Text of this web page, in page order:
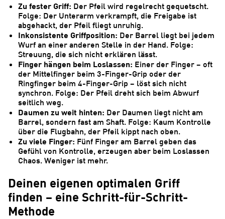
Zu fester Griff: Der Pfeil wird regelrecht gequetscht.
Folge: Der Unterarm verkrampft, die Freigabe ist
abgehackt, der Pfeil fliegt unruhig.
Inkonsistente Griffposition: Der Barrel liegt bei jedem
Wurf an einer anderen Stelle in der Hand. Folge:
Streuung, die sich nicht erklären lässt.
Finger hängen beim Loslassen: Einer der Finger – oft
der Mittelfinger beim 3-Finger-Grip oder der
Ringfinger beim 4-Finger-Grip – löst sich nicht
synchron. Folge: Der Pfeil dreht sich beim Abwurf
seitlich weg.
Daumen zu weit hinten: Der Daumen liegt nicht am
Barrel, sondern fast am Shaft. Folge: Kaum Kontrolle
über die Flugbahn, der Pfeil kippt nach oben.
Zu viele Finger: Fünf Finger am Barrel geben das
Gefühl von Kontrolle, erzeugen aber beim Loslassen
Chaos. Weniger ist mehr.
Deinen eigenen optimalen Griff
finden – eine Schritt-für-Schritt-
Methode